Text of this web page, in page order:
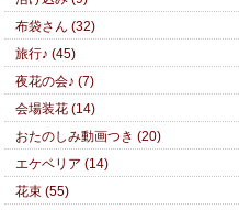
布袋さん (32)
旅行♪ (45)
夜花の会♪ (7)
会場装花 (14)
おたのしみ動画つき (20)
エケベリア (14)
花束 (55)